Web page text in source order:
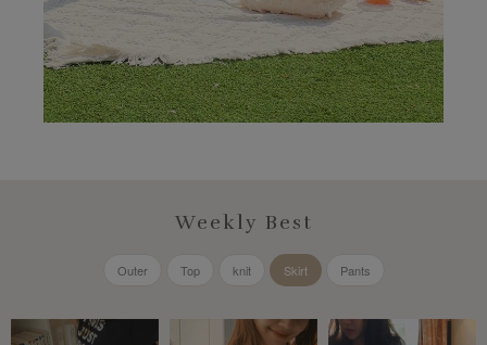
Weekly Best
Outer Top knit Skirt Pants